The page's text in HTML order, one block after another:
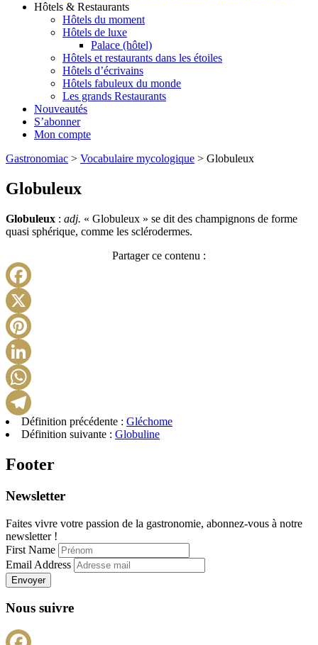
Hôtels & Restaurants
Hôtels du moment
Hôtels de luxe
Palace (hôtel)
Hôtels et restaurants dans les étoiles
Hôtels d’écrivains
Hôtels fabuleux du monde
Les grands Restaurants
Nouveautés
S’abonner
Mon compte
Gastronomiac > Vocabulaire mycologique > Globuleux
Globuleux
Globuleux : adj. « Globuleux » se dit des champignons de forme
quasi sphérique, comme les sclérodermes.
Partager ce contenu :
Telegram
Définition précédente : Gléchome
Définition suivante : Globuline
Footer
Newsletter
Faites vivre votre passion de la gastronomie, abonnez-vous à notre
newsletter !
First Name
Email Address
Envoyer
Nous suivre